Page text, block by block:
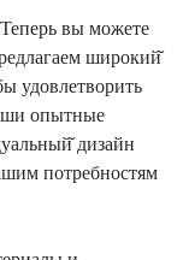
вы можете
широкий̆
удовлетворить
опытные
дизайн
потребностям